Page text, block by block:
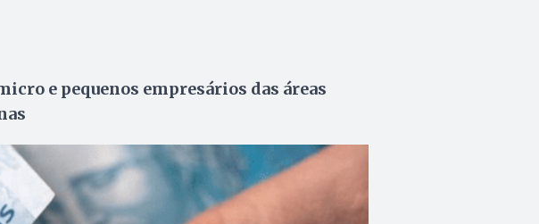
e pequenos empresários das áreas